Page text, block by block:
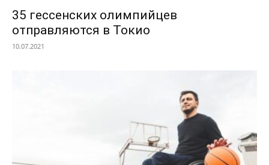
35 гессенских олимпийцев
отправляются в Токио
10.07.2021